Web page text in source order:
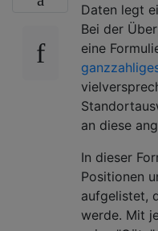
Daten legt
Bei der
eine
an diese
In dieser
Positionen
aufgelistet,
werde. Mit